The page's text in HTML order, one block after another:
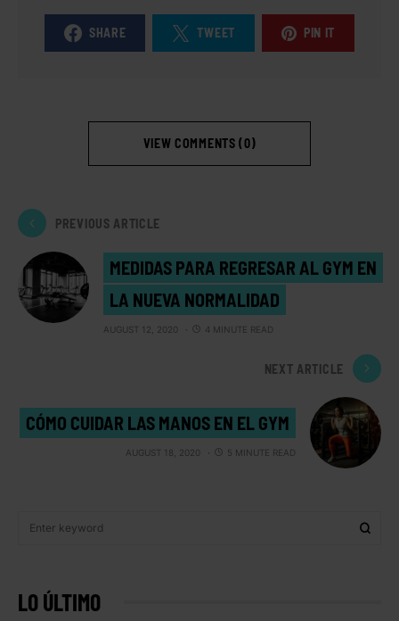
SHARE TWEET PIN IT
VIEW COMMENTS (0)
PREVIOUS ARTICLE
MEDIDAS PARA REGRESAR AL GYM EN
LA NUEVA NORMALIDAD
AUGUST 12, 2020 4 MINUTE READ
NEXT ARTICLE
CÓMO CUIDAR LAS MANOS EN EL GYM
AUGUST 18, 2020 5 MINUTE READ
LO ÚLTIMO